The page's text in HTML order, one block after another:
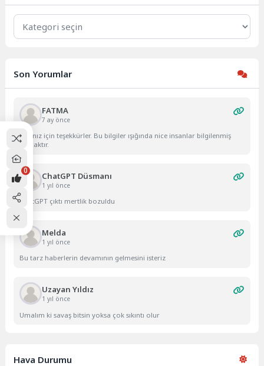
Kategoriler
Son Yorumlar
FATMA
7 ay önce
Yazınız için teşekkürler. Bu bilgiler ışığında nice insanlar bilgilenmiş
olacaktır.
ChatGPT Düsmanı
1 yıl önce
ChatGPT çıktı mertlik bozuldu
Melda
1 yıl önce
Bu tarz haberlerin devamının gelmesini isteriz
Uzayan Yıldız
1 yıl önce
Umalım ki savaş bitsin yoksa çok sıkıntı olur
Hava Durumu
0